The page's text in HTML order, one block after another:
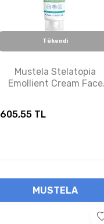
Tükendi
Mustela Stelatopia
Emollient Cream Face
605,55 TL
MUSTELA